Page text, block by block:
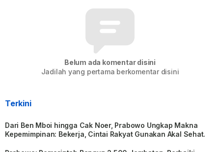
Belum ada komentar disini
Jadilah yang pertama berkomentar disini
Terkini
Dari Ben Mboi hingga Cak Noer, Prabowo Ungkap Makna
Kepemimpinan: Bekerja, Cintai Rakyat Gunakan Akal Sehat.